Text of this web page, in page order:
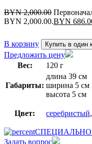
BYN2,000.00
BYN 2,000.00.BYN
В корзину Купить в один
Предложить цену
Вес:
120 г
Габариты:
длина 39 см
ширина 5 см
высота 5 см
Цвет: серебристый,
Задать вопрос